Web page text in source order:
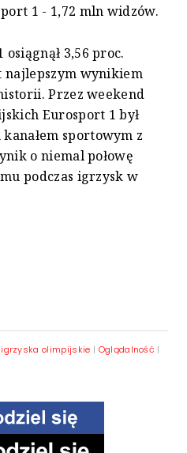
1 - 1,72 mln widzów.
3,56 proc.
najlepszym wynikiem
Przez weekend
Eurosport 1 był
sportowym z
o niemal połowę
podczas igrzysk w
igrzyska olimpijskie | Oglądalność |